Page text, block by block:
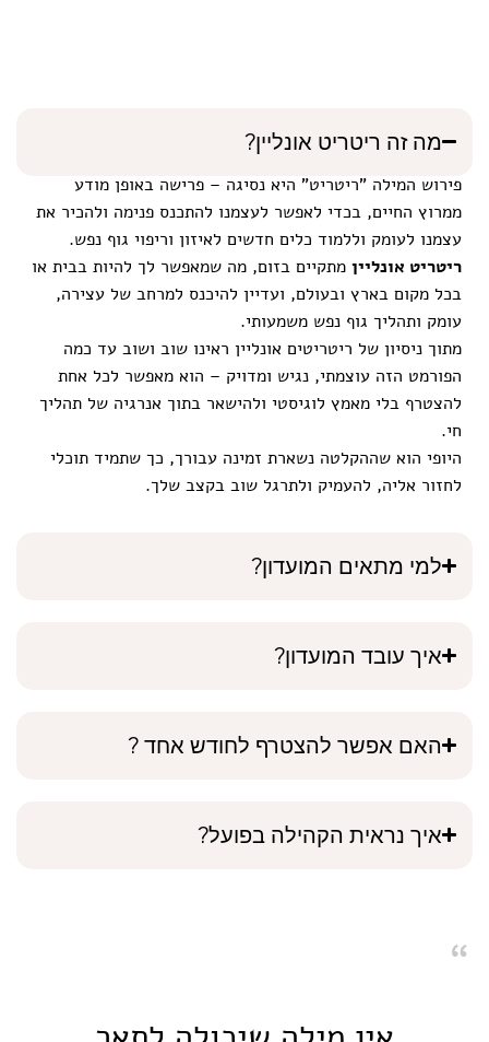
מה זה ריטריט אונליין?
פירוש המילה "ריטריט" היא נסיגה – פרישה באופן מודע
ממרוץ החיים, בכדי לאפשר לעצמנו להתכנס פנימה ולהכיר את
עצמנו לעומק וללמוד כלים חדשים לאיזון וריפוי גוף נפש.
ריטריט אונליין מתקיים בזום, מה שמאפשר לך להיות בבית או
בכל מקום בארץ ובעולם, ועדיין להיכנס למרחב של עצירה,
עומק ותהליך גוף נפש משמעותי.
מתוך ניסיון של ריטריטים אונליין ראינו שוב ושוב עד כמה
הפורמט הזה עוצמתי, נגיש ומדויק – הוא מאפשר לכל אחת
להצטרף בלי מאמץ לוגיסטי ולהישאר בתוך אנרגיה של תהליך
חי.
היופי הוא שההקלטה נשארת זמינה עבורך, כך שתמיד תוכלי
לחזור אליה, להעמיק ולתרגל שוב בקצב שלך.
למי מתאים המועדון?
איך עובד המועדון?
האם אפשר להצטרף לחודש אחד ?
איך נראית הקהילה בפועל?